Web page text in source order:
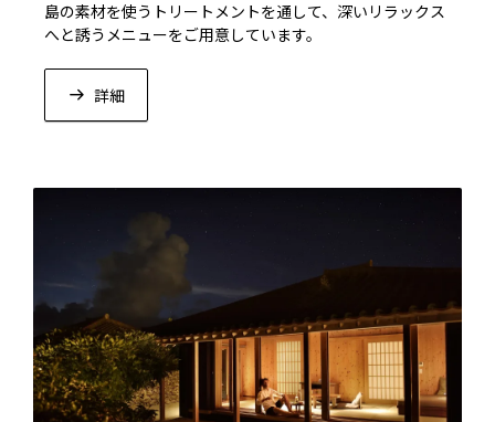
島の素材を使うトリートメントを通して、深いリラックス
へと誘うメニューをご用意しています。
詳細